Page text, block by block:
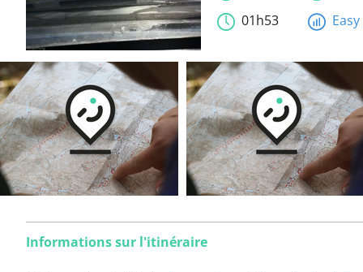
01h53
Easy
Informations sur l'itinéraire